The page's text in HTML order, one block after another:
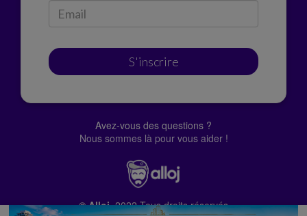
S'inscrire
Avez-vous des questions ?
Nous sommes là pour vous aider !
© Alloj.2022 Tous droits réservés